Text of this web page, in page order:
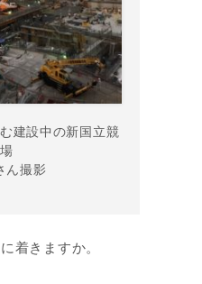
建設中の新国立競
ん撮影
着きますか。